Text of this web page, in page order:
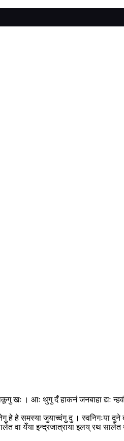
खः । आः थुगु दँ हाकनं जनबाहा द्यः
हे हे समस्या जुयाच्वंगु दु । स्वनिगःया दुने
वा येँया इन्द्रजात्राया इलय् रथ